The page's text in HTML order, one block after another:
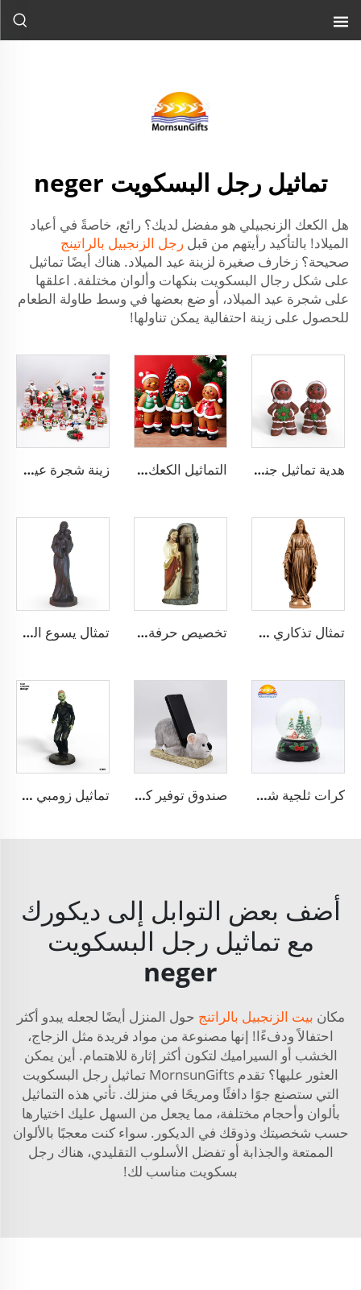
رجل الزنجبيل الراتنجي أليس كذلك؟ وهي زينة صغيرة لتزيين شجرة
عيد الميلاد الخاصة بك. ...">
تماثيل رجل البسكويت neger
هل الكعك الزنجبيلي هو مفضل لديك؟ رائع، خاصةً في أعياد
الميلاد! بالتأكيد رأيتهم من قبل رجل الزنجبيل بالراتينج
صحيحة؟ زخارف صغيرة لزينة عيد الميلاد. هناك أيضًا تماثيل
على شكل رجال البسكويت بنكهات وألوان مختلفة. اعلقها
على شجرة عيد الميلاد، أو ضع بعضها في وسط طاولة الطعام
للحصول على زينة احتفالية يمكن تناولها!
هدية تماثيل جندي الكعك اللطيف المصنوعة من الراتينج لعيد الميلاد التماثيل الكعك اللطيف المصنوعة من الراتينج لعيد الميلاد زينة شجرة عيد الميلاد المخصصة كروة ثلجية تمثال خزفية أو راتينجية الحرفية القلادة سانتا رجل البسكويت الزينة المنزلية
تمثال تذكاري مُعدّ من الحرف اليدوية الكاثوليكية، العذراء مريم المباركة، تمثال البرونز المطلي كهربائيًا بتأثير الراتنج، تمثال السيدة العذراء للنعمة تخصيص حرفة أوروبية زينة مكتب مدفأة زينة دينية تمثال راتنجات ثلاثي الأبعاد يسوع يقرع شخصية زخرفية تمثال يسوع الطفل الديني من الراتنج بالجملة لزينة عيد الميلاد ومشاهد المهد والهدايا الدينية
كرات ثلجية شجرة عيد الميلاد المخصصة W250384 صندوق توفير كوالا راتنجي حامل هاتف ذكي حامل حيوانات كسولة تماثيل زومبي رجل مصغرة مرعبة مخصصة من مادة الراتنج لعيد الهالوين
أضف بعض التوابل إلى ديكورك
مع تماثيل رجل البسكويت
neger
مكان بيت الزنجبيل بالراتنج حول المنزل أيضًا لجعله يبدو أكثر
احتفالاً ودفءًا! إنها مصنوعة من مواد فريدة مثل الزجاج،
الخشب أو السيراميك لتكون أكثر إثارة للاهتمام. أين يمكن
العثور عليها؟ تقدم MornsunGifts تماثيل رجل البسكويت
التي ستصنع جوًا دافئًا ومريحًا في منزلك. تأتي هذه التماثيل
بألوان وأحجام مختلفة، مما يجعل من السهل عليك اختيارها
حسب شخصيتك وذوقك في الديكور. سواء كنت معجبًا بالألوان
الممتعة والجذابة أو تفضل الأسلوب التقليدي، هناك رجل
بسكويت مناسب لك!